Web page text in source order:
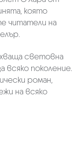
която
читатели на
световна
всяко поколение.
роман,
на всяко